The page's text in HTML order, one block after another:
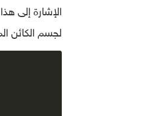
الإشارة إلى
لجسم الكائن